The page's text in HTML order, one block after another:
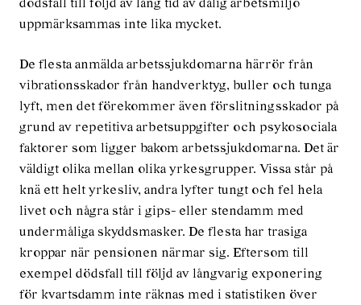
dödsfall till följd av lång tid av dålig arbetsmiljö
uppmärksammas inte lika mycket.
De flesta anmälda arbetssjukdomarna härrör från
vibrationsskador från handverktyg, buller och tunga
lyft, men det förekommer även förslitningsskador på
grund av repetitiva arbetsuppgifter och psykosociala
faktorer som ligger bakom arbetssjukdomarna. Det är
väldigt olika mellan olika yrkesgrupper. Vissa står på
knä ett helt yrkesliv, andra lyfter tungt och fel hela
livet och några står i gips- eller stendamm med
undermåliga skyddsmasker. De flesta har trasiga
kroppar när pensionen närmar sig. Eftersom till
exempel dödsfall till följd av långvarig exponering
för kvartsdamm inte räknas med i statistiken över